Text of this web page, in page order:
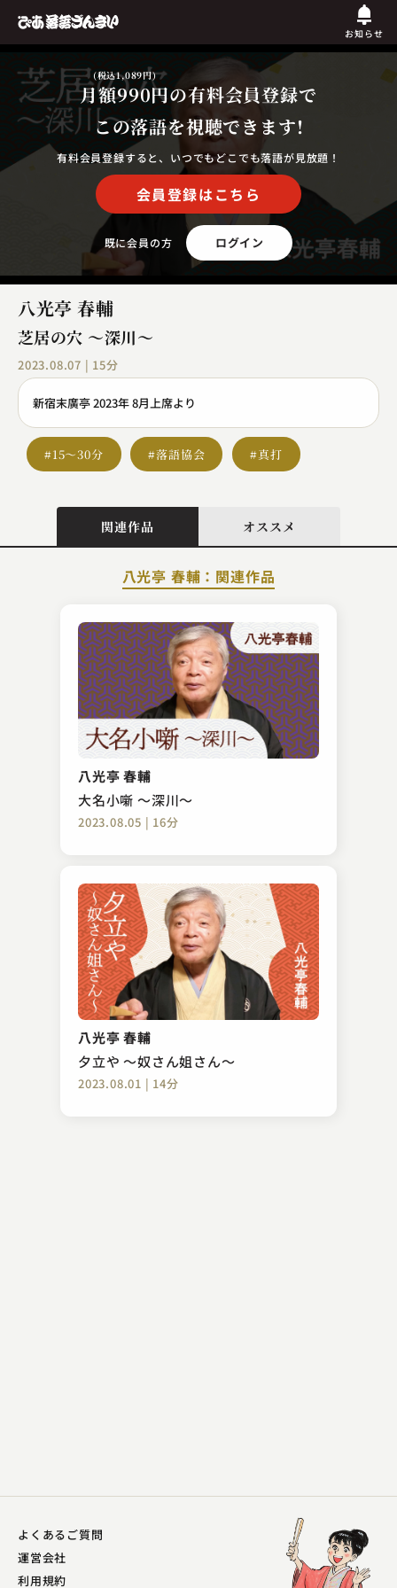
お知らせ
月額990円
(税込1,089円)
の有料会員登録で
この落語を視聴できます!
有料会員登録すると、いつでもどこでも落語が見放題！
会員登録はこちら
既に会員の方 ログイン
八光亭 春輔
芝居の穴 ～深川～
2023.08.07 | 15分
新宿末廣亭 2023年 8月上席より
#15～30分 #落語協会 #真打
関連作品 オススメ
八光亭 春輔：関連作品
八光亭 春輔
大名小噺 ～深川～
2023.08.05 | 16分
八光亭 春輔
夕立や ～奴さん姐さん～
2023.08.01 | 14分
古今亭 菊千代
2025.05.14 | 15分
三遊亭 志う歌
片棒
2024.04.04 | 16分
よくあるご質問
運営会社
利用規約